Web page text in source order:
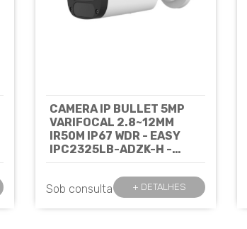
CAMERA IP BULLET 5MP
VARIFOCAL 2.8~12MM
IR50M IP67 WDR - EASY
IPC2325LB-ADZK-H -
Sob consulta + DETALHES